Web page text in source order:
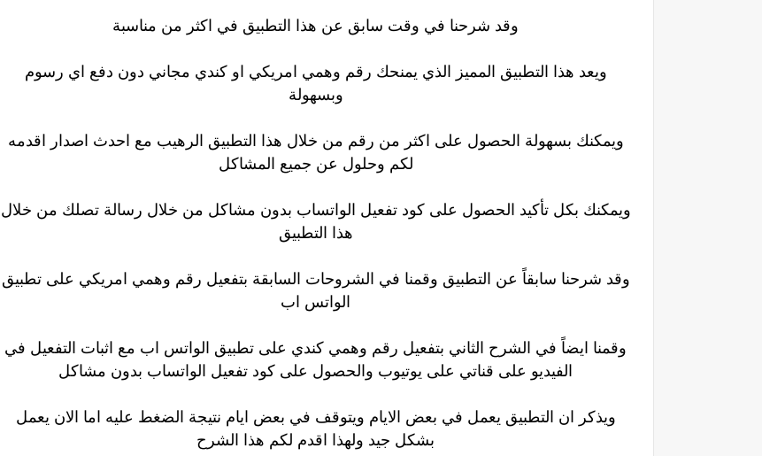
وقد شرحنا في وقت سابق عن هذا التطبيق في اكثر من مناسبة
ويعد هذا التطبيق المميز الذي يمنحك رقم وهمي امريكي او كندي مجاني دون دفع اي رسوم
وبسهولة
ويمكنك بسهولة الحصول على اكثر من رقم من خلال هذا التطبيق الرهيب مع احدث اصدار اقدمه
لكم وحلول عن جميع المشاكل
ويمكنك بكل تأكيد الحصول على كود تفعيل الواتساب بدون مشاكل من خلال رسالة تصلك من خلال
هذا التطبيق
وقد شرحنا سابقاً عن التطبيق وقمنا في الشروحات السابقة بتفعيل رقم وهمي امريكي على تطبيق
الواتس اب
وقمنا ايضاً في الشرح الثاني بتفعيل رقم وهمي كندي على تطبيق الواتس اب مع اثبات التفعيل في
الفيديو على قناتي على يوتيوب والحصول على كود تفعيل الواتساب بدون مشاكل
ويذكر ان التطبيق يعمل في بعض الايام ويتوقف في بعض ايام نتيجة الضغط عليه اما الان يعمل
بشكل جيد ولهذا اقدم لكم هذا الشرح